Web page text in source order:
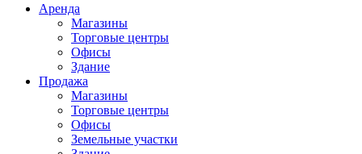
Аренда
Магазины
Торговые центры
Офисы
Здание
Продажа
Магазины
Торговые центры
Офисы
Земельные участки